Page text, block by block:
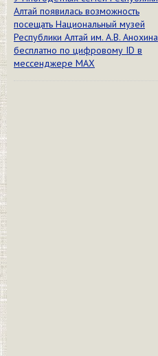
Алтай появилась возможность
посещать Национальный музей
Республики Алтай им. А.В. Анохина
бесплатно по цифровому ID в
мессенджере МАХ